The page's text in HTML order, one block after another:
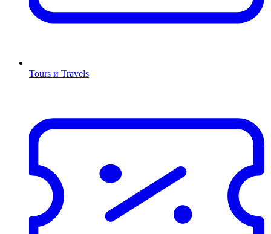
Tours и Travels